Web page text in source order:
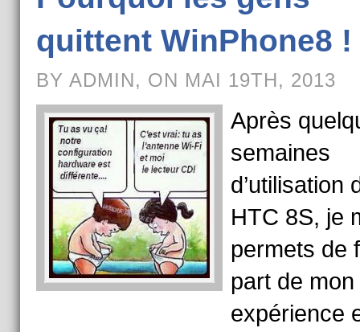
quittent WinPhone8 !
BY ADMIN, ON MAI 19TH, 2013
Après
semaines
d’utilisation
HTC 8S, je
permets de
part de mon
expérience